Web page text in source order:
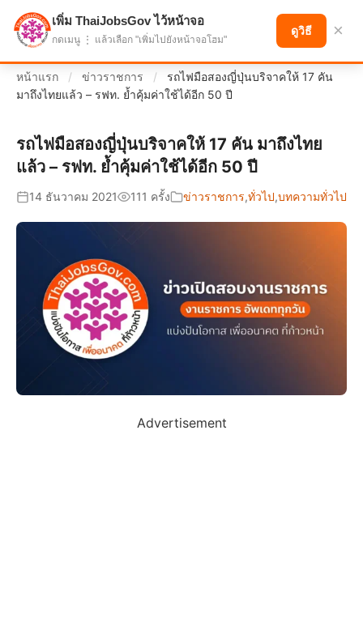
แบ่งปันโอกาส เพื่ออนาคตที่ก้าวหน้า
หน้าแรก / ข่าวราชการ /
รถไฟมือสองญี่ปุ่นบริจาคให้ 17 คัน
มาถึงไทยแล้ว – รฟท. ย้ำคุ้มค่าใช้ได้อีก 50 ปี
รถไฟมือสองญี่ปุ่นบริจาคให้ 17 คัน มาถึงไทย
แล้ว – รฟท. ย้ำคุ้มค่าใช้ได้อีก 50 ปี
14 ธันวาคม 2021 111 ครั้ง ข่าวราชการ,ทั่วไป,บทความทั่วไป
Advertisement
เพิ่ม ThaiJobsGov ไว้หน้าจอ
กดเมนู ⋮ แล้วเลือก "เพิ่มไปยังหน้าจอโฮม"
ดูวิธี ×